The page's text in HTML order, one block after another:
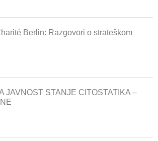
Berlin: Razgovori o strateškom
JAVNOST STANJE CITOSTATIKA –